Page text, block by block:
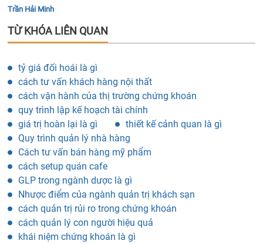
Trần Hải Minh
TỪ KHÓA LIÊN QUAN
tỷ giá đối hoái là gì
cách tư vấn khách hàng nội thất
cách vận hành của thị trường chứng khoán
quy trình lập kế hoạch tài chính
giá trị hoàn lại là gì
thiết kế cảnh quan là gì
Quy trình quản lý nhà hàng
Cách tư vấn bán hàng mỹ phẩm
cách setup quán cafe
GLP trong ngành dược là gì
Nhược điểm của ngành quản trị khách sạn
cách quản trị rủi ro trong chứng khoán
cách quản lý con người hiệu quả
khái niệm chứng khoán là gì